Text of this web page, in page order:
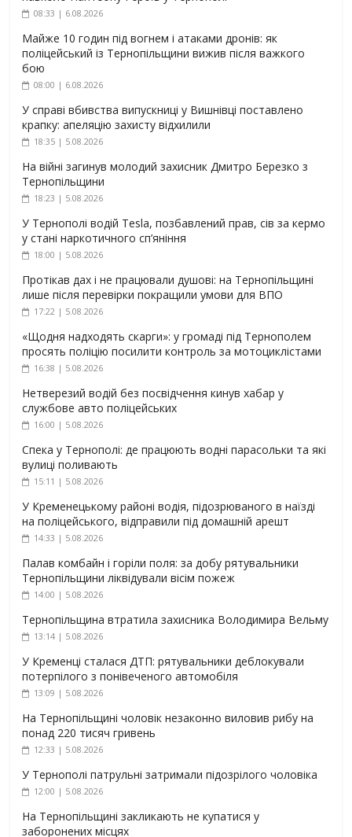
08:33 | 6.08.2026
Майже 10 годин під вогнем і атаками дронів: як
поліцейський із Тернопільщини вижив після важкого
бою
08:00 | 6.08.2026
У справі вбивства випускниці у Вишнівці поставлено
крапку: апеляцію захисту відхилили
18:35 | 5.08.2026
На війні загинув молодий захисник Дмитро Березко з
Тернопільщини
18:23 | 5.08.2026
У Тернополі водій Tesla, позбавлений прав, сів за кермо
у стані наркотичного сп’яніння
18:00 | 5.08.2026
Протікав дах і не працювали душові: на Тернопільщині
лише після перевірки покращили умови для ВПО
17:22 | 5.08.2026
«Щодня надходять скарги»: у громаді під Тернополем
просять поліцію посилити контроль за мотоциклістами
16:38 | 5.08.2026
Нетверезий водій без посвідчення кинув хабар у
службове авто поліцейських
16:00 | 5.08.2026
Спека у Тернополі: де працюють водні парасольки та які
вулиці поливають
15:11 | 5.08.2026
У Кременецькому районі водія, підозрюваного в наїзді
на поліцейського, відправили під домашній арешт
14:33 | 5.08.2026
Палав комбайн і горіли поля: за добу рятувальники
Тернопільщини ліквідували вісім пожеж
14:00 | 5.08.2026
Тернопільщина втратила захисника Володимира Вельму
13:14 | 5.08.2026
У Кременці сталася ДТП: рятувальники деблокували
потерпілого з понівеченого автомобіля
13:09 | 5.08.2026
На Тернопільщині чоловік незаконно виловив рибу на
понад 220 тисяч гривень
12:33 | 5.08.2026
У Тернополі патрульні затримали підозрілого чоловіка
12:00 | 5.08.2026
На Тернопільщині закликають не купатися у
заборонених місцях